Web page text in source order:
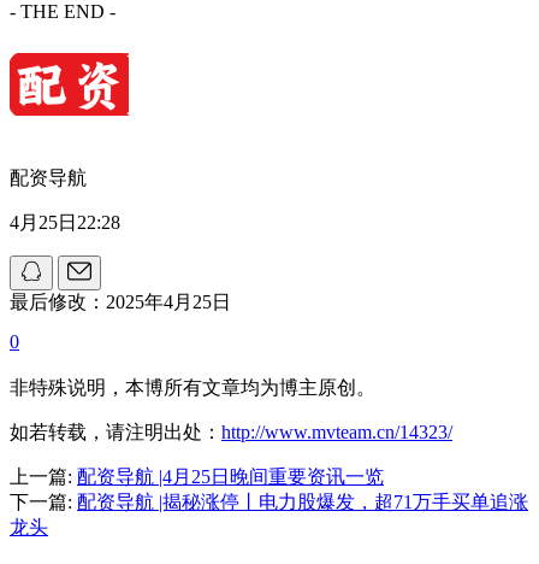
- THE END -
配资导航
4月25日22:28
最后修改：2025年4月25日
0
非特殊说明，本博所有文章均为博主原创。
如若转载，请注明出处： http://www.mvteam.cn/14323/
上一篇: 配资导航 |4月25日晚间重要资讯一览
下一篇: 配资导航 |揭秘涨停丨电力股爆发，超71万手买单追涨
龙头